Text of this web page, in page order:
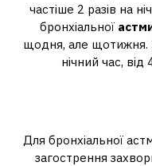
частіше 2 разів на
бронхіальної
щодня, але щотижня.
нічний час, від
Для бронхіальної
загострення